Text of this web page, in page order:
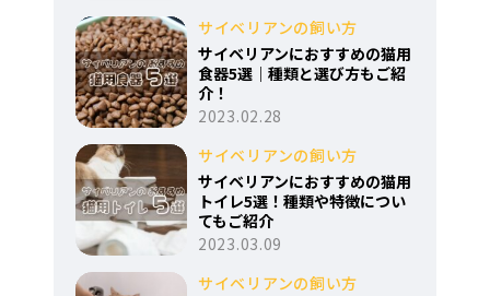
サイベリアンの飼い方
サイベリアンにおすすめの猫用
食器5選｜種類と選び方もご紹
介！
2023.02.28
サイベリアンの飼い方
サイベリアンにおすすめの猫用
トイレ5選！種類や特徴につい
てもご紹介
2023.03.09
サイベリアンの飼い方